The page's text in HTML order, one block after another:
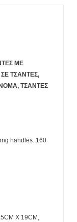
ΜΕ
ΤΣΑΝΤΕΣ,
ΤΣΑΝΤΕΣ
handles. 160
X 19CM,